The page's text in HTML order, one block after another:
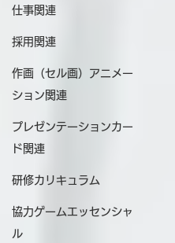
仕事関連
採用関連
作画（セル画）アニメー
ション関連
プレゼンテーションカー
ド関連
研修カリキュラム
協力ゲームエッセンシャ
ル